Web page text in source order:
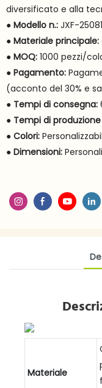
diversificato e alla
● Modello n.: JXF-
● Materiale principale:
● MOQ: 1000 pezzi/
● Pagamento:
(acconto del 30% e
● Tempi di consegna:
● Tempi di
● Colori:
● Dimensioni:
Materiale